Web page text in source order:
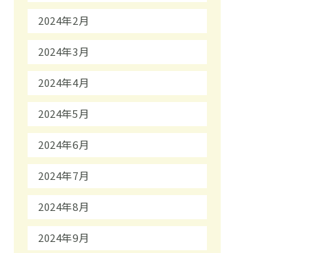
2024年2月
2024年3月
2024年4月
2024年5月
2024年6月
2024年7月
2024年8月
2024年9月